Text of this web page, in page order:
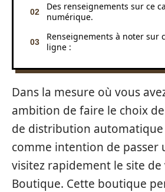
Des renseignements sur ce
numérique.
Renseignements à noter sur
ligne :
Dans la mesure où vous
ambition de faire le choix
de distribution automatique
comme intention de passer
visitez rapidement le site de
Boutique. Cette boutique